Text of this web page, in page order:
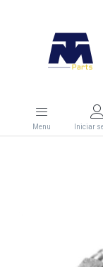
Menu Iniciar